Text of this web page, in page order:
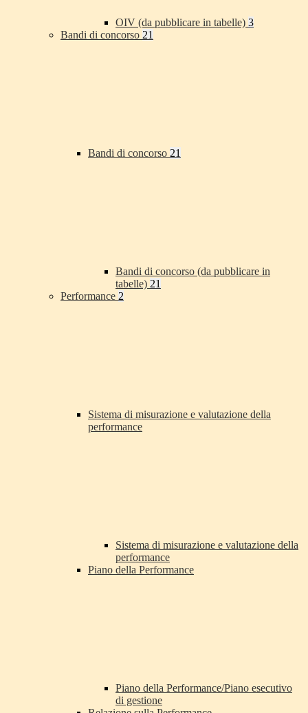
OIV (da pubblicare in tabelle) 3
Bandi di concorso 21
Bandi di concorso 21
Bandi di concorso (da pubblicare in
tabelle) 21
Performance 2
Sistema di misurazione e valutazione della
performance
Sistema di misurazione e valutazione della
performance
Piano della Performance
Piano della Performance/Piano esecutivo
di gestione